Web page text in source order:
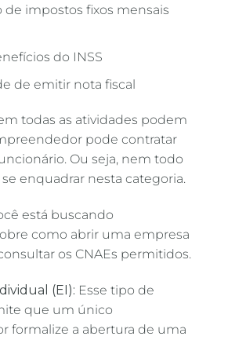
de impostos fixos mensais
do INSS
de emitir nota fiscal
todas as atividades podem
pode contratar
Ou seja, nem todo
enquadrar nesta categoria.
está buscando
como abrir uma empresa
os CNAEs permitidos.
(EI): Esse tipo de
que um único
formalize a abertura de uma